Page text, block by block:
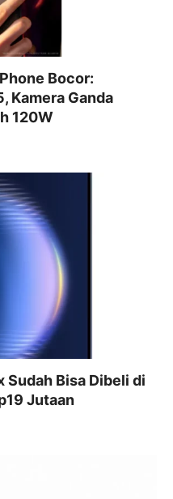
Bocor:
Kamera Ganda
120W
Sudah Bisa Dibeli di
Jutaan